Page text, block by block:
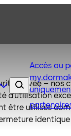
Accès au
élevée – nos
d’utilisation
être utilisés